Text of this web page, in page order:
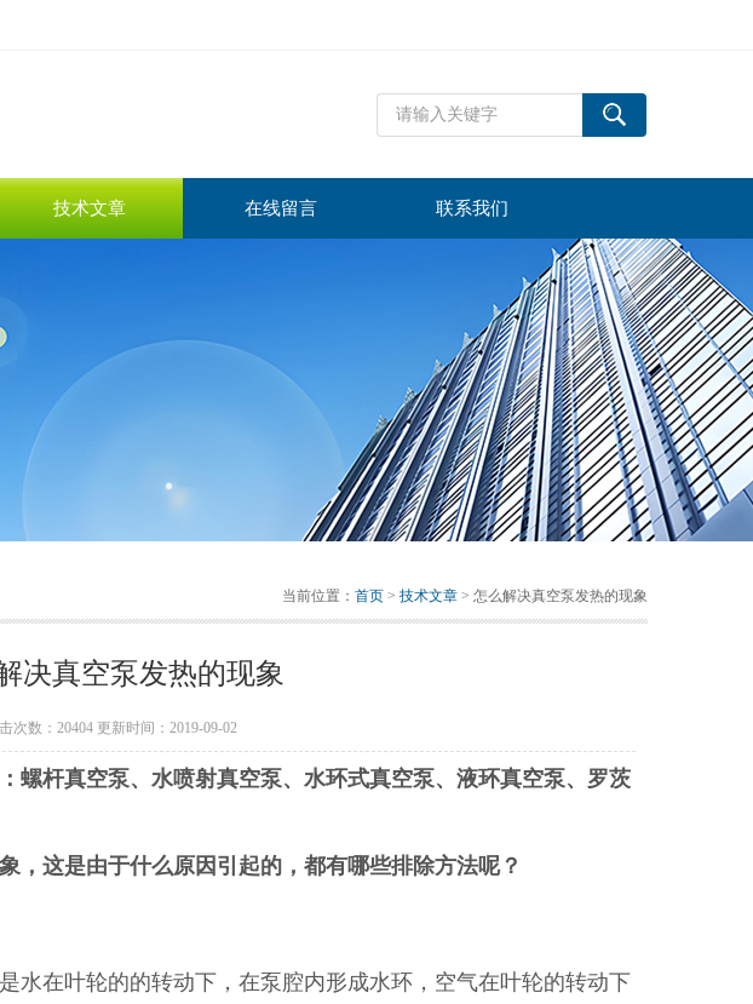
技术文章 在线留言 联系我们
当前位置： 首页 > 技术文章 > 怎么解决真空泵发热的现象
决真空泵发热的现象
次数：20404 更新时间：2019-09-02
螺杆真空泵、水喷射真空泵、水环式真空泵、液环真空泵、罗茨
，这是由于什么原因引起的，都有哪些排除方法呢？
水在叶轮的的转动下，在泵腔内形成水环，空气在叶轮的转动下